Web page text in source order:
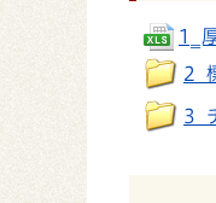
1‗
2_
3_